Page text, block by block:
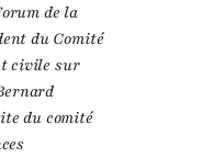
de la
du Comité
civile sur
du comité